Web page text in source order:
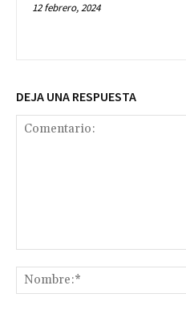
12 febrero, 2024
DEJA UNA RESPUESTA